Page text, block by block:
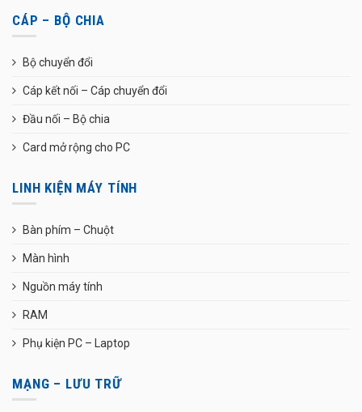
CÁP – BỘ CHIA
Bộ chuyển đổi
Cáp kết nối – Cáp chuyển đổi
Đầu nối – Bộ chia
Card mở rộng cho PC
LINH KIỆN MÁY TÍNH
Bàn phím – Chuột
Màn hình
Nguồn máy tính
RAM
Phụ kiện PC – Laptop
MẠNG – LƯU TRỮ